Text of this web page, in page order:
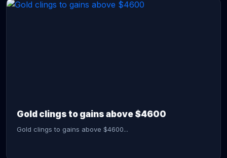
Gold clings to gains above $4600
Gold clings to gains above $4600...